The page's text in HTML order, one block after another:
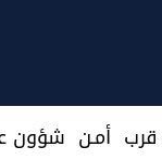
أمـن شؤون